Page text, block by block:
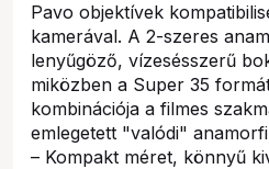
Pavo objektívek
kamerával. A 2-szeres
lenyűgöző, vízesésszerű
miközben a Super 35
kombinációja a filmes
emlegetett "valódi"
– Kompakt méret, könnyű